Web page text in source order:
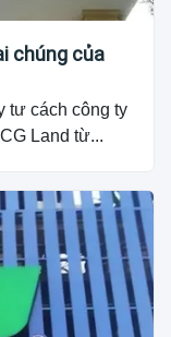
chúng của
tư cách công ty
Land từ...